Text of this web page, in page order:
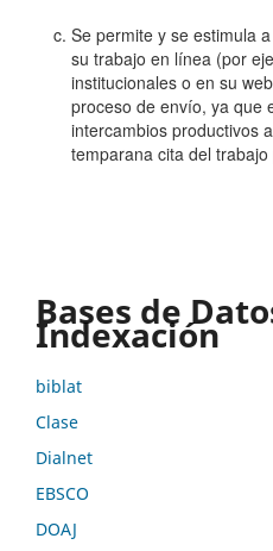
Se permite y se estimula
su trabajo en línea (por
institucionales o en su
proceso de envío, ya que
intercambios productivos
temparana cita del trabajo
Bases de
Indexación
biblat
Clase
Dialnet
EBSCO
DOAJ